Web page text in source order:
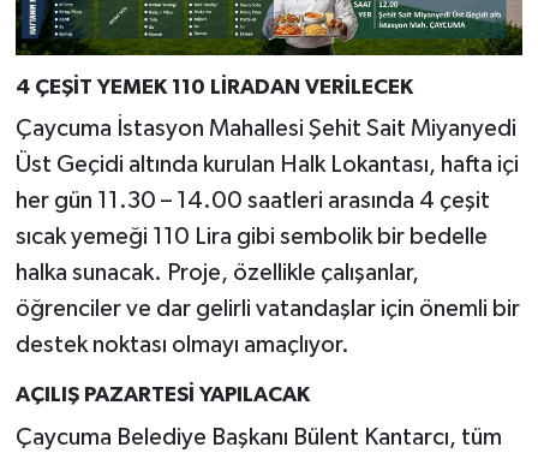
4 ÇEŞİT YEMEK 110 LİRADAN VERİLECEK
Çaycuma İstasyon Mahallesi Şehit Sait Miyanyedi
Üst Geçidi altında kurulan Halk Lokantası, hafta içi
her gün 11.30 – 14.00 saatleri arasında 4 çeşit
sıcak yemeği 110 Lira gibi sembolik bir bedelle
halka sunacak. Proje, özellikle çalışanlar,
öğrenciler ve dar gelirli vatandaşlar için önemli bir
destek noktası olmayı amaçlıyor.
AÇILIŞ PAZARTESİ YAPILACAK
Çaycuma Belediye Başkanı Bülent Kantarcı, tüm